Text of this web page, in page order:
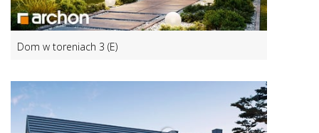
Dom w toreniach 3 (E)